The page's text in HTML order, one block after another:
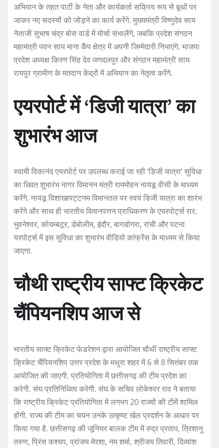
अभियान के तहत पार्टी के नेता और कार्यकर्ता सक्रिय रूप से बूथों पर
जाकर नए सदस्यों को जोड़ने का कार्य करेंगे. मुख्यमंत्री विष्णुदेव साय
नेताजी सुभाष चंद्र बोस वार्ड में मोर्चा संभालेंगे, जबकि प्रदेश संगठन
महामंत्री पवन साय माना कैंप क्षेत्र में अपनी जिम्मेदारी निभाएंगे. भाजपा
प्रदेश अध्यक्ष किरण सिंह देव जगदलपुर और संगठन महामंत्री साय
रायपुर ग्रामीण के मतदान केंद्रों में अभियान का नेतृत्व करेंगे.
एयरपोर्ट में ‘डिजी यात्रा’ का
शुभारंभ आज
स्वामी विकानंद एयरपोर्ट पर उपलब्ध कराई जा रही ‘डिजी यात्रा’ सुविधा
का धिवत शुभारंभ नागर विमानन मंत्री राममोहन नायडू वीसी के माध्यम
करेंगे. नायडू विशाखापट्टनम विमानतल पर स्वयं डिजी यात्रा का शारंभ
करेंगे और साथ ही भारतीय विमानपत्तन प्राधिकरण के एयरपोर्ट्स रार,
भुवनेश्वर, कोयम्बटूर, डेबोलीम, इंदौर, बागडोगरा, रांची और पटना
यरपोर्ट्स में इस सुविधा का शुभारंभ वीडियो कांफ्रेंस के माध्यम से किया
जाएगा.
चौथी राष्ट्रीय साफ्ट क्रिकेट
चैंपियनशिप आज से
भारतीय साफ्ट क्रिकेट फेडरेशन द्वारा आयोजित चौथीं राष्ट्रीय साफ्ट
क्रिकेट चैंपियनशिप उत्तर प्रदेश के मथुरा शहर में 6 से 8 सितंबर तक
आयोजित की जाएगी. प्रतियोगिता में छत्तीसगढ़ की टीम प्रदेश का
करेगी. संघ प्रतिनिधित्व करेगी. संघ के सचिव लोकेश्वर राव ने बताया
कि राष्ट्रीय क्रिकेट प्रतियोगिता में लगभग 20 राज्यों की टीमें शामिल
होंगी. राज्य की टीम का चयन उनके उत्कृष्ट खेल प्रदर्शन के आधार पर
किया गया है. छत्तीसगढ़ की जूनियर बालक टीम में रुद्र प्रताप, त्रिशानु
तरुण, प्रिंस कश्यप, प्रांजय मेरशा, नम शर्मा, श्रीजय तिवारी, दिव्यांश